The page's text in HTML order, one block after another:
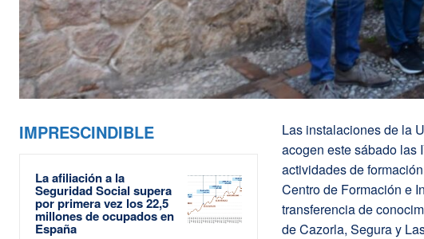
IMPRESCINDIBLE
La afiliación a la
Seguridad Social supera
por primera vez los 22,5
millones de ocupados en
España
Las instalaciones de la
acogen este sábado las
actividades de
Centro de Formación e
transferencia de
de Cazorla, Segura y